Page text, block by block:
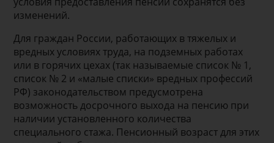
изменений.
Для граждан России, работающих в тяжелых и
вредных условиях труда, на подземных работах
или в горячих цехах (так называемые список № 1,
список № 2 и «малые списки» вредных профессий
РФ) законодательством предусмотрена
возможность досрочного выхода на пенсию при
наличии установленного количества
специального стажа. Пенсионный возраст для этих